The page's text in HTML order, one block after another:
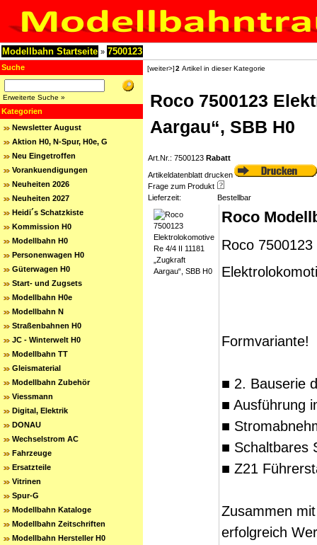
Modellbahn Startseite » 7500123
Suche
Erweiterte Suche »
Kategorien
Newsletter August
Aktion H0, N-Spur, H0e, G
Neu Eingetroffen
Vorankuendigungen
Neuheiten 2026
Neuheiten 2027
Heidi´s Schatzkiste
Kommission H0
Modellbahn H0
Personenwagen H0
Güterwagen H0
Start- und Zugsets
Modellbahn H0e
Modellbahn N
Straßenbahnen H0
JC - Winterwelt H0
Modellbahn TT
Gleismaterial
Modellbahn Zubehör
Viessmann
Digital, Elektrik
DONAU
Wechselstrom AC
Fahrzeuge
Ersatzteile
Vitrinen
Spur-G
Modellbahn Kataloge
Modellbahn Zeitschriften
Modellbahn Hersteller H0
[weiter>]2 Artikel in dieser Kategorie
Roco 7500123
Aargau“, SBB H0
Art.Nr.: 7500123 Rabatt
Artikeldatenblatt drucken
Frage zum Produkt
Lieferzeit:
Bestellbar
Roco
Roco
Formvariante!
■ 2. Bauserie
■ Ausführung
■
■ Schaltbares
■ Z21
Zusammen
erfolgreich